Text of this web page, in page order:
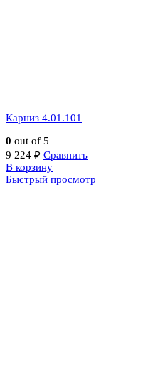
Карниз 4.01.101
0 out of 5
9 224 ₽ Сравнить
В корзину
Быстрый просмотр